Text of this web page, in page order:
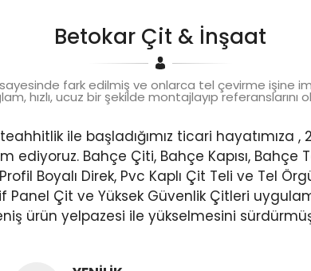
Betokar Çit & İnşaat
sayesinde fark edilmiş ve onlarca tel çevirme işine
hızlı, ucuz bir şekilde montajlayıp referanslarını
ile başladığımız ticari hayatımıza
Bahçe Çiti, Bahçe Kapısı, Bahçe
Boyalı Direk, Pvc Kaplı Çit Teli ve Tel
Çit ve Yüksek Güvenlik Çitleri
ürün yelpazesi ile yükselmesini